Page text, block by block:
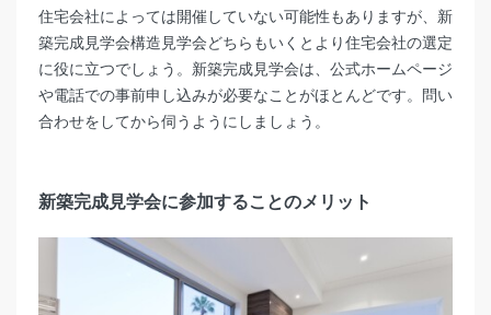
住宅会社によっては開催していない可能性もありますが、新
築完成見学会構造見学会どちらもいくとより住宅会社の選定
に役に立つでしょう。新築完成見学会は、公式ホームページ
や電話での事前申し込みが必要なことがほとんどです。問い
合わせをしてから伺うようにしましょう。
新築完成見学会に参加することのメリット